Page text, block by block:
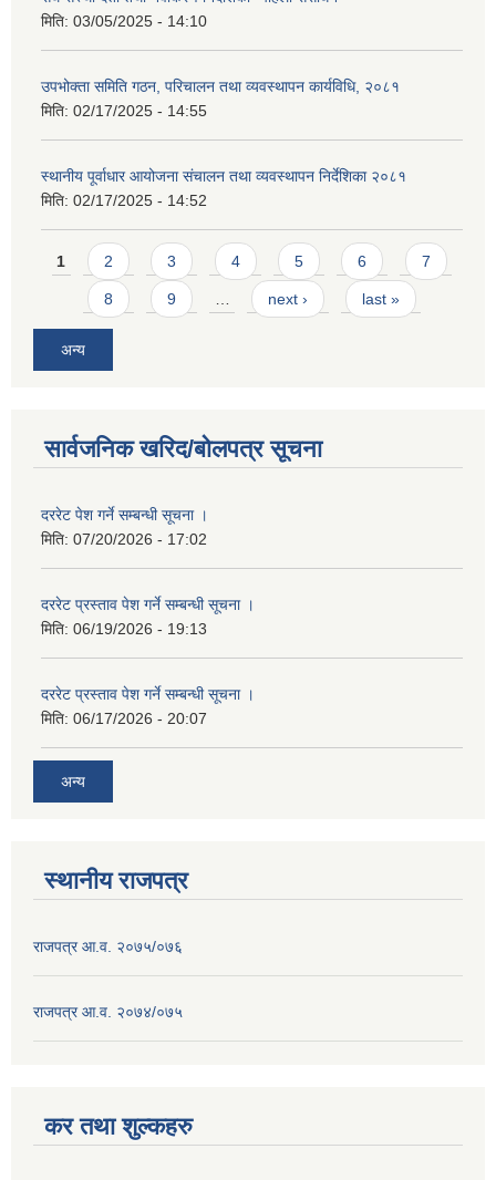
मिति: 03/05/2025 - 14:10
उपभोक्ता समिति गठन, परिचालन तथा व्यवस्थापन कार्यविधि, २०८१
मिति: 02/17/2025 - 14:55
स्थानीय पूर्वाधार आयोजना संचालन तथा व्यवस्थापन निर्देशिका २०८१
मिति: 02/17/2025 - 14:52
Pages
1 2 3 4 5 6 7
8 9 next › last »
अन्य
सार्वजनिक खरिद/बोलपत्र सूचना
दररेट पेश गर्ने सम्बन्धी सूचना ।
मिति: 07/20/2026 - 17:02
दररेट प्रस्ताव पेश गर्ने सम्बन्धी सूचना ।
मिति: 06/19/2026 - 19:13
दररेट प्रस्ताव पेश गर्ने सम्बन्धी सूचना ।
मिति: 06/17/2026 - 20:07
अन्य
स्थानीय राजपत्र
राजपत्र आ.व. २०७५/०७६
राजपत्र आ.व. २०७४/०७५
कर तथा शुल्कहरु